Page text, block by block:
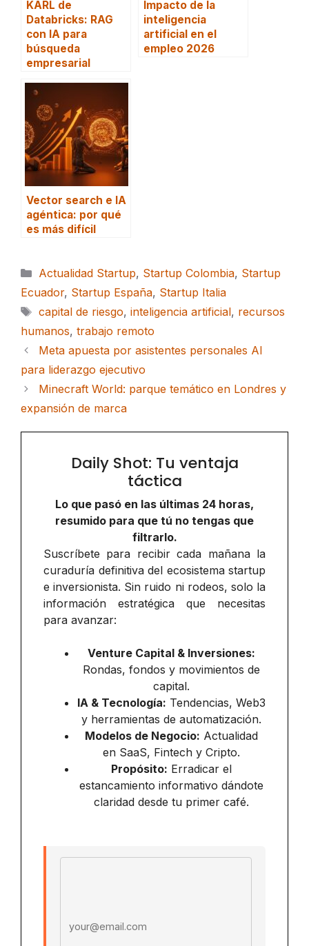
KARL de
Databricks: RAG
con IA para
búsqueda
empresarial
Impacto de la
inteligencia
artificial en el
empleo 2026
Vector search e IA
agéntica: por qué
es más difícil
Categorías
Actualidad Startup, Startup Colombia, Startup
Ecuador, Startup España, Startup Italia
Etiquetas
capital de riesgo, inteligencia artificial, recursos
humanos, trabajo remoto
Meta apuesta por asistentes personales AI
para liderazgo ejecutivo
Minecraft World: parque temático en Londres y
expansión de marca
Daily Shot: Tu ventaja
táctica
Lo que pasó en las últimas 24 horas,
resumido para que tú no tengas que
filtrarlo.
Suscríbete para recibir cada mañana la
curaduría definitiva del ecosistema startup
e inversionista. Sin ruido ni rodeos, solo la
información estratégica que necesitas
para avanzar:
Venture Capital & Inversiones:
Rondas, fondos y movimientos de
capital.
IA & Tecnología: Tendencias, Web3
y herramientas de automatización.
Modelos de Negocio: Actualidad
en SaaS, Fintech y Cripto.
Propósito: Erradicar el
estancamiento informativo dándote
claridad desde tu primer café.